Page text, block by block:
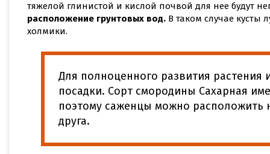
тяжелой глинистой и кислой почвой для нее будут
расположение грунтовых вод. В таком случае
холмики.
Для полноценного развития растения
посадки. Сорт смородины Сахарная
поэтому саженцы можно расположить
друга.